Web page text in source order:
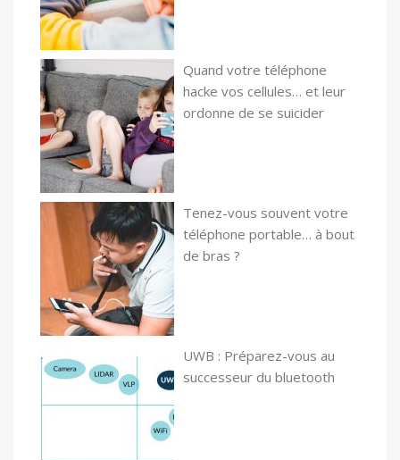
Quand votre téléphone
hacke vos cellules… et leur
ordonne de se suicider
Tenez-vous souvent votre
téléphone portable… à bout
de bras ?
UWB : Préparez-vous au
successeur du bluetooth